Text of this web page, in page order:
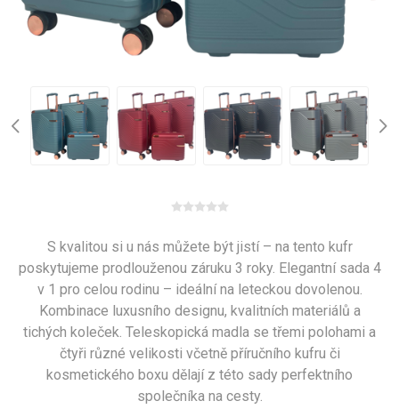
S kvalitou si u nás můžete být jistí – na tento kufr
poskytujeme prodlouženou záruku 3 roky. Elegantní sada 4
v 1 pro celou rodinu – ideální na leteckou dovolenou.
Kombinace luxusního designu, kvalitních materiálů a
tichých koleček. Teleskopická madla se třemi polohami a
čtyři různé velikosti včetně příručního kufru či
kosmetického boxu dělají z této sady perfektního
společníka na cesty.